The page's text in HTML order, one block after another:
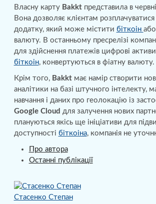
Власну карту Bakkt представила в
Вона дозволяє клієнтам розплачуватися
додатку, який може містити біткоін
валюту. В останньому пресрелізі
для здійснення платежів цифрові
біткоін, конвертуються в фіатну валюту.
Крім того, Bakkt має намір створити
аналітики на базі штучного інтелекту,
навчання і даних про геолокацію із
Google Cloud для залучення нових
плануються якісь ще ініціативи для
доступності біткоіна, компанія не
Про автора
Останні публікації
Стасенко Степан